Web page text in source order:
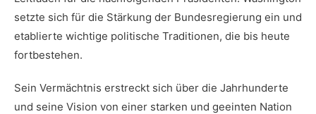
setzte sich für die Stärkung der Bundesregierung ein ⁣und
etablierte ‌wichtige politische ‌Traditionen, die bis heute
fortbestehen.
Sein‌ Vermächtnis erstreckt sich ​über​ die⁣ Jahrhunderte
und seine Vision von⁣ einer starken und geeinten Nation‌